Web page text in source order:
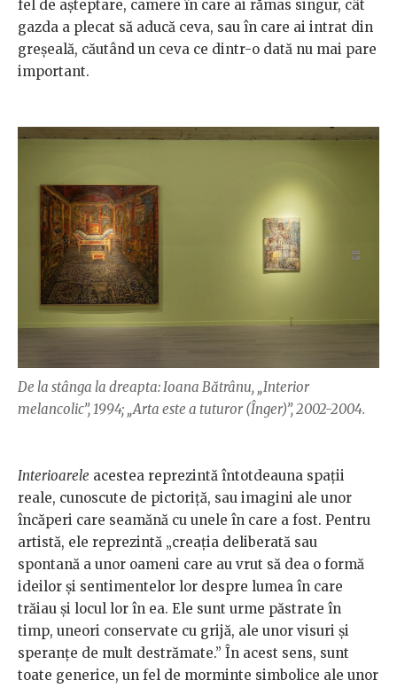
fel de așteptare, camere în care ai rămas singur, cât
gazda a plecat să aducă ceva, sau în care ai intrat din
greșeală, căutând un ceva ce dintr-o dată nu mai pare
important.
De la stânga la dreapta: Ioana Bătrânu, „Interior
melancolic”, 1994; „Arta este a tuturor (Înger)”, 2002-2004.
Interioarele acestea reprezintă întotdeauna spații
reale, cunoscute de pictoriță, sau imagini ale unor
încăperi care seamănă cu unele în care a fost. Pentru
artistă, ele reprezintă „creația deliberată sau
spontană a unor oameni care au vrut să dea o formă
ideilor și sentimentelor lor despre lumea în care
trăiau și locul lor în ea. Ele sunt urme păstrate în
timp, uneori conservate cu grijă, ale unor visuri și
speranțe de mult destrămate.” În acest sens, sunt
toate generice, un fel de morminte simbolice ale unor